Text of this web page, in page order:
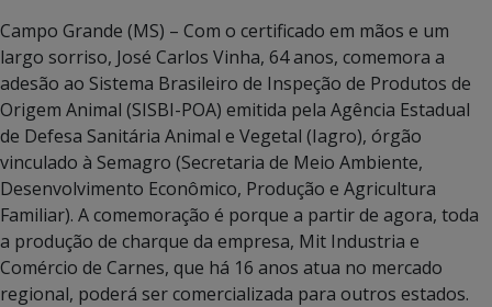
Campo Grande (MS) – Com o certificado em mãos e um
largo sorriso, José Carlos Vinha, 64 anos, comemora a
adesão ao Sistema Brasileiro de Inspeção de Produtos de
Origem Animal (SISBI-POA) emitida pela Agência Estadual
de Defesa Sanitária Animal e Vegetal (Iagro), órgão
vinculado à Semagro (Secretaria de Meio Ambiente,
Desenvolvimento Econômico, Produção e Agricultura
Familiar). A comemoração é porque a partir de agora, toda
a produção de charque da empresa, Mit Industria e
Comércio de Carnes, que há 16 anos atua no mercado
regional, poderá ser comercializada para outros estados.